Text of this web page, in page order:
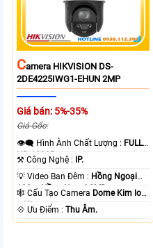
CAmera HIKVISION DS-
2DE4225IWG1-EHUN 2MP
Giá bán: 5%-35%
Giá Gốc:
👁️‍🗨 Hình Ành Chất Lượng : FULL
HD 1080P .
⚒ Công Nghệ : IP.
💡 Video Ban Đêm : Hồng Ngoại
100m Hồng Ngoại SMD.
🕸️ Cấu Tạo Camera Dome Kim loại
+ Nhựa.
️💠 Ưu Điểm :Thu Âm.